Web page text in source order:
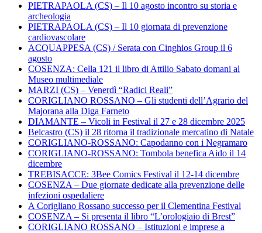
PIETRAPAOLA (CS) – Il 10 agosto incontro su storia e
archeologia
PIETRAPAOLA (CS) – Il 10 giornata di prevenzione
cardiovascolare
ACQUAPPESA (CS) / Serata con Cinghios Group il 6
agosto
COSENZA: Cella 121 il libro di Attilio Sabato domani al
Museo multimediale
MARZI (CS) – Venerdì “Radici Reali”
CORIGLIANO ROSSANO – Gli studenti dell’Agrario del
Majorana alla Diga Farneto
DIAMANTE – Vicoli in Festival il 27 e 28 dicembre 2025
Belcastro (CS) il 28 ritorna il tradizionale mercatino di Natale
CORIGLIANO-ROSSANO: Capodanno con i Negramaro
CORIGLIANO-ROSSANO: Tombola benefica Aido il 14
dicembre
TREBISACCE: 3Bee Comics Festival il 12-14 dicembre
COSENZA – Due giornate dedicate alla prevenzione delle
infezioni ospedaliere
A Corigliano Rossano successo per il Clementina Festival
COSENZA – Si presenta il libro “L’orologiaio di Brest”
CORIGLIANO ROSSANO – Istituzioni e imprese a